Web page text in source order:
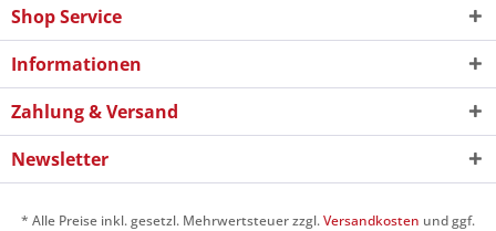
Shop Service
Informationen
Zahlung & Versand
Newsletter
* Alle Preise inkl. gesetzl. Mehrwertsteuer zzgl.Versandkosten und ggf.